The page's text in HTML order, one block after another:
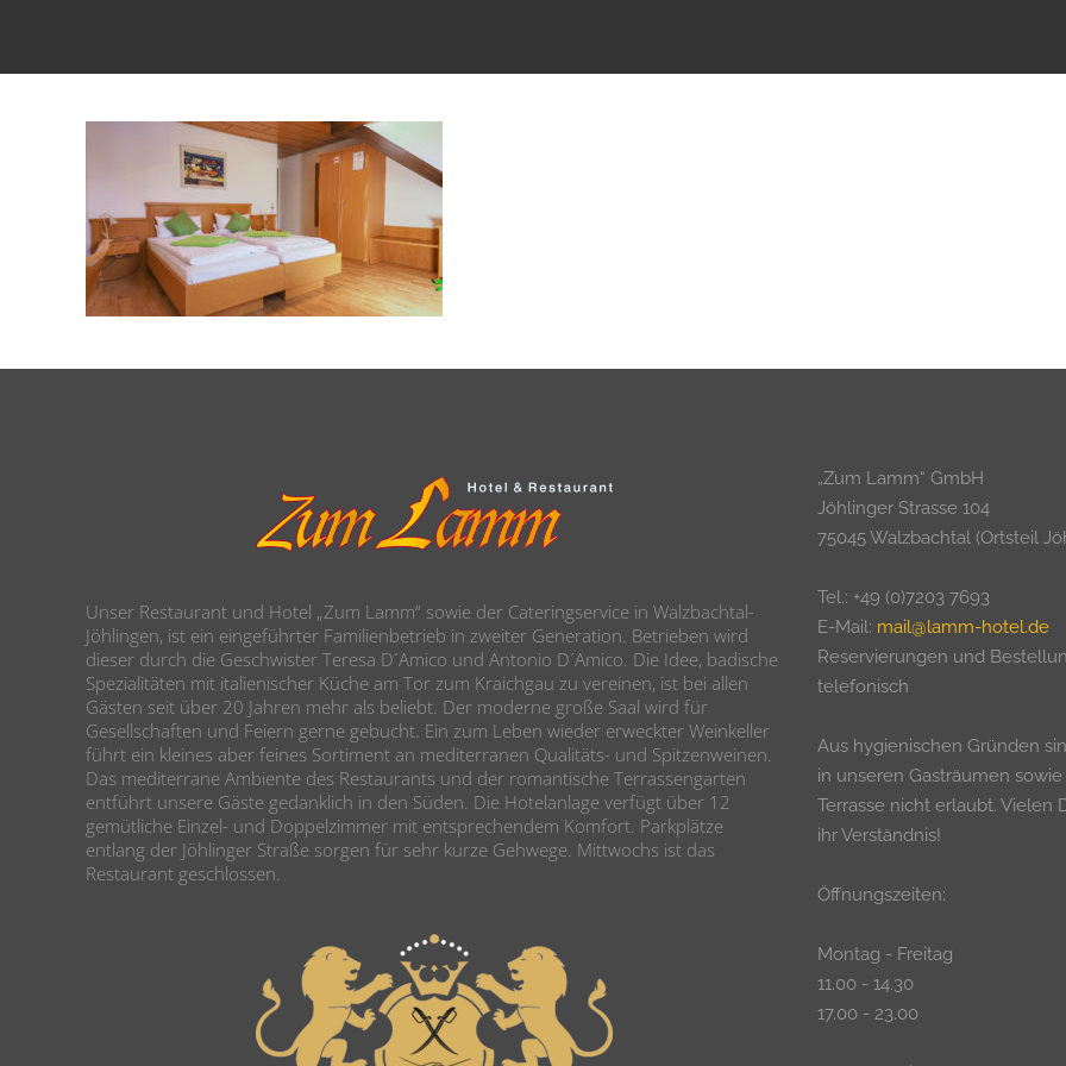
Unser Restaurant und Hotel „Zum Lamm“ sowie der Cateringservice in Walzbachtal-
Jöhlingen, ist ein eingeführter Familienbetrieb in zweiter Generation. Betrieben wird
dieser durch die Geschwister Teresa D´Amico und Antonio D´Amico. Die Idee, badische
Spezialitäten mit italienischer Küche am Tor zum Kraichgau zu vereinen, ist bei allen
Gästen seit über 20 Jahren mehr als beliebt. Der moderne große Saal wird für
Gesellschaften und Feiern gerne gebucht. Ein zum Leben wieder erweckter Weinkeller
führt ein kleines aber feines Sortiment an mediterranen Qualitäts- und Spitzenweinen.
Das mediterrane Ambiente des Restaurants und der romantische Terrassengarten
entführt unsere Gäste gedanklich in den Süden. Die Hotelanlage verfügt über 12
gemütliche Einzel- und Doppelzimmer mit entsprechendem Komfort. Parkplätze
entlang der Jöhlinger Straße sorgen für sehr kurze Gehwege. Mittwochs ist das
Restaurant geschlossen.
„Zum Lamm“ GmbH
Jöhlinger Strasse 104
75045 Walzbachtal (Ortsteil
Tel.: +49 (0)7203 7693
E-Mail: mail@lamm-hotel.de
Reservierungen und
telefonisch
Aus hygienischen Gründen
in unseren Gasträumen
Terrasse nicht erlaubt. Vielen
ihr Verständnis!
Öffnungszeiten:
Montag - Freitag
11.00 - 14.30
17.00 - 23.00